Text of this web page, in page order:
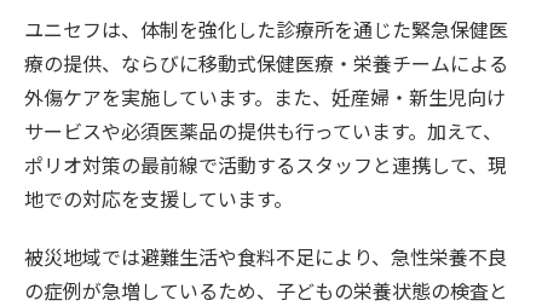
ユニセフは、体制を強化した診療所を通じた緊急保健医
療の提供、ならびに移動式保健医療・栄養チームによる
外傷ケアを実施しています。また、妊産婦・新生児向け
サービスや必須医薬品の提供も行っています。加えて、
ポリオ対策の最前線で活動するスタッフと連携して、現
地での対応を支援しています。
被災地域では避難生活や食料不足により、急性栄養不良
の症例が急増しているため、子どもの栄養状態の検査と